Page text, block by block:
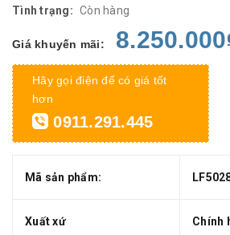
Tình trạng: Còn hàng
Giá khuyến mãi:
Hãy gọi điện để có giá tốt
hơn
0911.291.445
Mã sản phẩm:
Xuất xứ Chính